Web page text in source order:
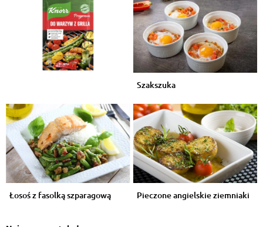
Szakszuka
Łosoś z fasolką szparagową Pieczone angielskie ziemniaki